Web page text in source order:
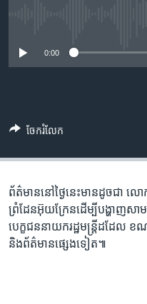
រំលង​
កាន់​
ស្វែង​
0:00
ចែករំលែក
ព័ត៌មាន​នៅ​ថ្ងៃនេះ​មាន​ដូចជា
ព្រំដែន​អ៊ុយក្រែន​ដើម្បី​បង្ហាញ​ស
បេក្ខជន​នាយក​រដ្ឋមន្ត្រី​ដដែល ខ
និង​ព័ត៌មាន​ផ្សេង​ទៀត៕